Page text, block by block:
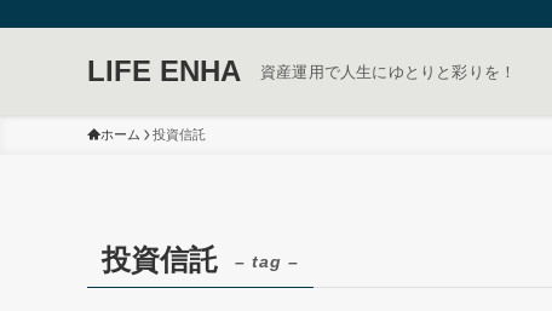
LIFE ENHA 資産運用で人生にゆとりと彩りを！
ホーム 投資信託
投資信託 – tag –